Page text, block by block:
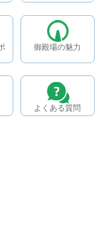
御殿場の魅力
よくある質問